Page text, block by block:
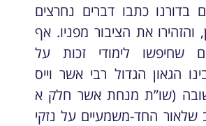
בדורנו כתבו דברים נחרצים
והזהירו את הציבור מפניו. אף
שחיפשו לימודי זכות על
הגאון הגדול רבי אשר וייס
(שו”ת מנחת אשר חלק א
שלאור החד-משמעיים על נזקי